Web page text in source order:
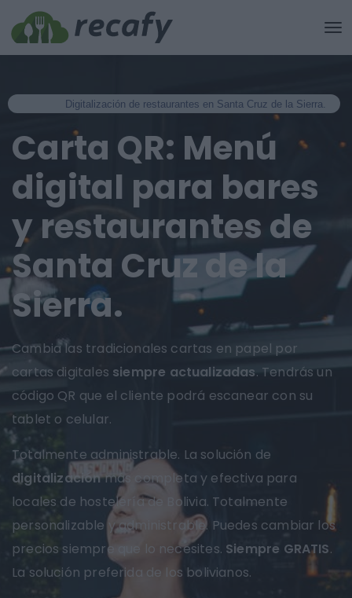
Digitalización de restaurantes en Santa Cruz de la Sierra.
Carta QR: Menú
digital para bares
y restaurantes de
Santa Cruz de la
Sierra.
Cambia las tradicionales cartas en papel por
cartas digitales siempre actualizadas. Tendrás un
código QR que el cliente podrá escanear con su
tablet o celular.
Totalmente administrable. La solución de
digitalizaciónmás completa y efectiva para
locales de hostelería de Bolivia. Totalmente
personalizable y administrable. Puedes cambiar los
precios siempre que lo necesites. Siempre GRATIS.
La solución preferida de los bolivianos.